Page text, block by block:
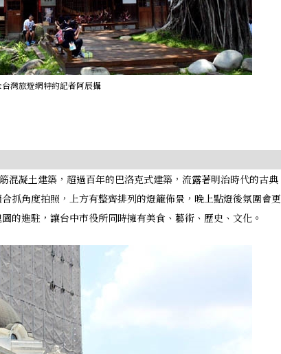
灣旅遊網特約記者阿辰攝
混凝土建築，超過百年的巴洛克式建築，流露著明治時代的古典
抓角度拍照，上方有整齊排列的燈籠佈景，晚上點燈後氛圍會更
的進駐，讓台中市役所同時擁有美食、藝術、歷史、文化。